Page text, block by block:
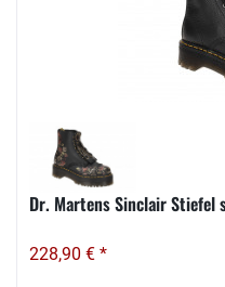
Dr. Martens Sinclair Stiefel
228,90 € *